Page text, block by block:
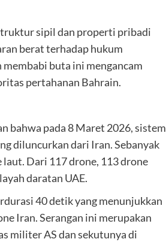
sipil dan properti pribadi
berat terhadap hukum
buta ini mengancam
pertahanan Bahrain.
bahwa pada 8 Maret 2026, sistem
diluncurkan dari Iran. Sebanyak
Dari 117 drone, 113 drone
daratan UAE.
40 detik yang menunjukkan
Iran. Serangan ini merupakan
militer AS dan sekutunya di